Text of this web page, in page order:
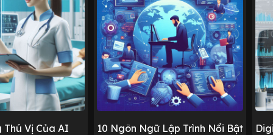
Thú Vị Của AI 10 Ngôn Ngữ Lập Trình Nổi Bật